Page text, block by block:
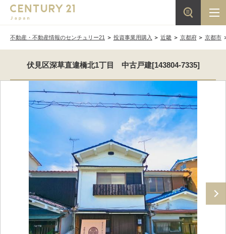
不動産・不動産情報のセンチュリー21 投資事業用購入 近畿 京都府 京都市
伏見区深草直違橋北1丁目 中古戸建[143804-7335]